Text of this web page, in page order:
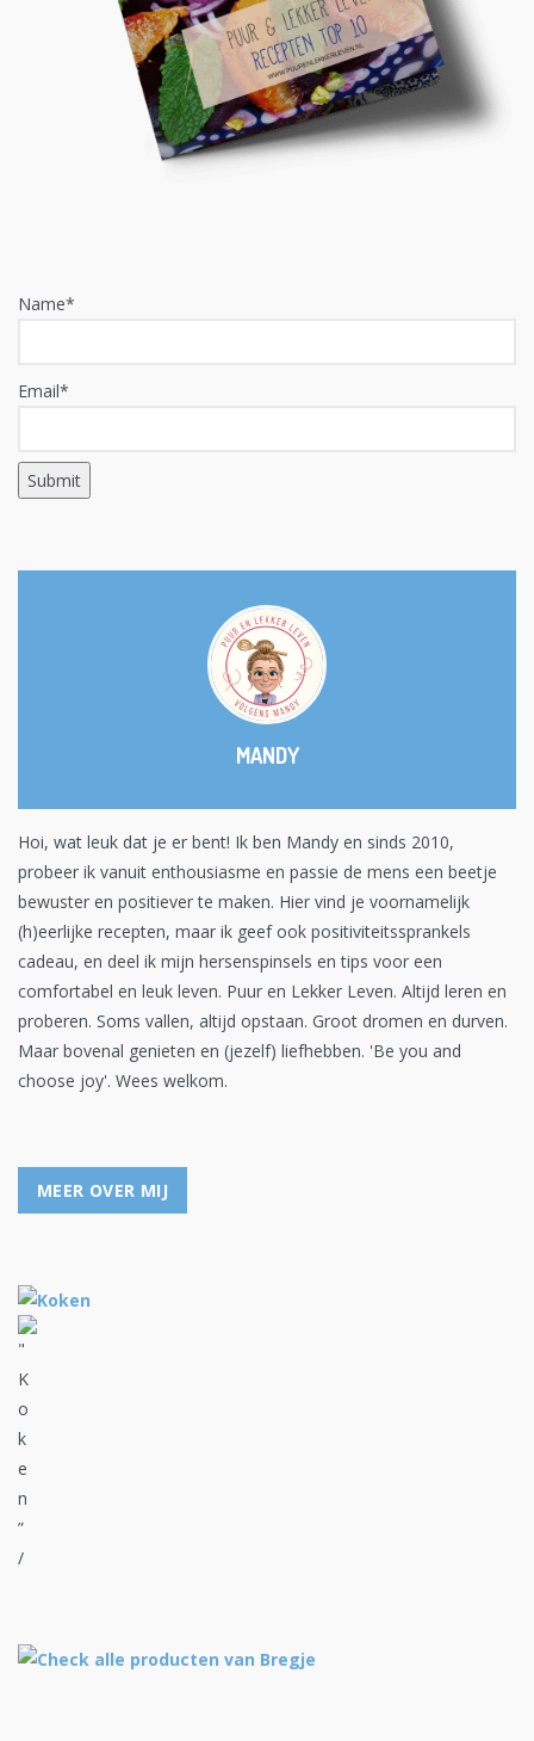
Name*
Email*
MANDY
Hoi, wat leuk dat je er bent! Ik ben Mandy en sinds 2010,
probeer ik vanuit enthousiasme en passie de mens een beetje
bewuster en positiever te maken. Hier vind je voornamelijk
(h)eerlijke recepten, maar ik geef ook positiviteitssprankels
cadeau, en deel ik mijn hersenspinsels en tips voor een
comfortabel en leuk leven. Puur en Lekker Leven. Altijd leren en
proberen. Soms vallen, altijd opstaan. Groot dromen en durven.
Maar bovenal genieten en (jezelf) liefhebben. 'Be you and
choose joy'. Wees welkom.
MEER OVER MIJ